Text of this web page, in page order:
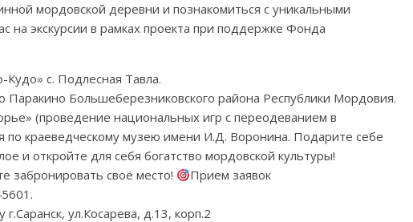
мордовской деревни и познакомиться с уникальными
на экскурсии в рамках проекта при поддержке Фонда
Кудо» с. Подлесная Тавла.
Большеберезниковского района Республики Мордовия.
(проведение национальных игр с переодеванием в
по краеведческому музею имени И.Д. Воронина. Подарите себе
и откройте для себя богатство мордовской культуры!
забронировать своё место!
Прием заявок
ул.Косарева, д.13, корп.2